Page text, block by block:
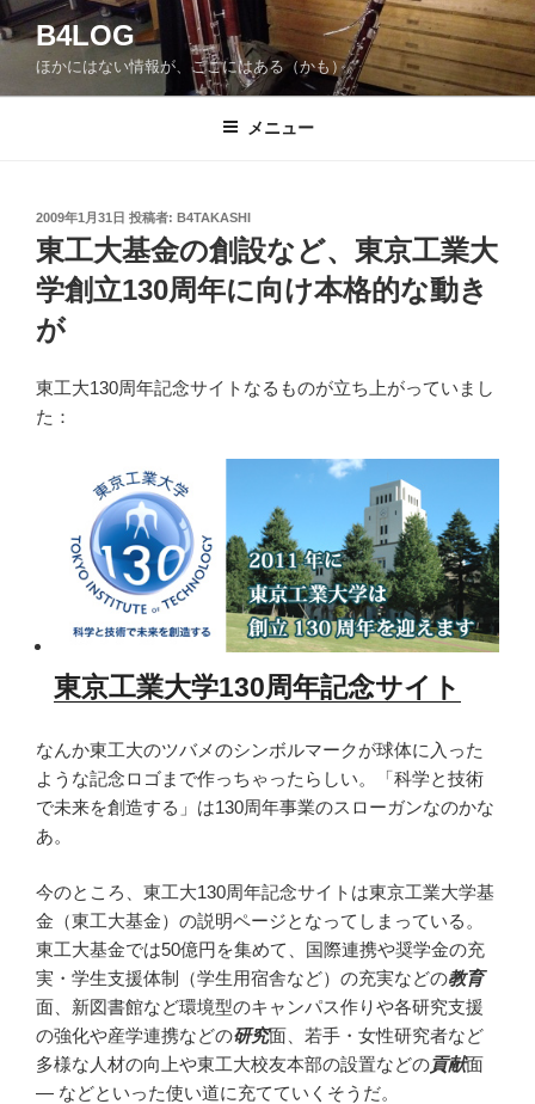
コ
ン
ン
B4LOG
ほかにはない情報が、ここにはある（かも）。
メニュー
投
稿
日:
2009年1月31日 投稿者: B4TAKASHI
東工大基金の創設など、東京工業大
学創立130周年に向け本格的な動き
が
東工大130周年記念サイトなるものが立ち上がっていまし
た：
東京工業大学130周年記念サイト
なんか東工大のツバメのシンボルマークが球体に入った
ような記念ロゴまで作っちゃったらしい。「科学と技術
で未来を創造する」は130周年事業のスローガンなのかな
あ。
今のところ、東工大130周年記念サイトは東京工業大学基
金（東工大基金）の説明ページとなってしまっている。
東工大基金では50億円を集めて、国際連携や奨学金の充
実・学生支援体制（学生用宿舎など）の充実などの教育
面、新図書館など環境型のキャンパス作りや各研究支援
の強化や産学連携などの研究面、若手・女性研究者など
多様な人材の向上や東工大校友本部の設置などの貢献面
— などといった使い道に充てていくそうだ。